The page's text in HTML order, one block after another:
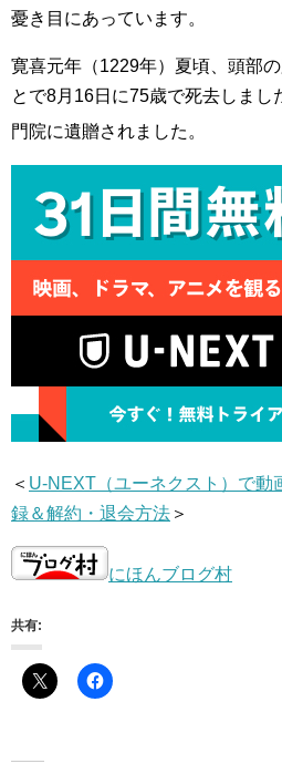
憂き目にあっています。
寛喜元年（1229年）夏頃、頭部
とで8月16日に75歳で死去しまし
門院に遺贈されました。
＜ U-NEXT（ユーネクスト）で動
録＆解約・退会方法 ＞
にほんブログ村
共有: